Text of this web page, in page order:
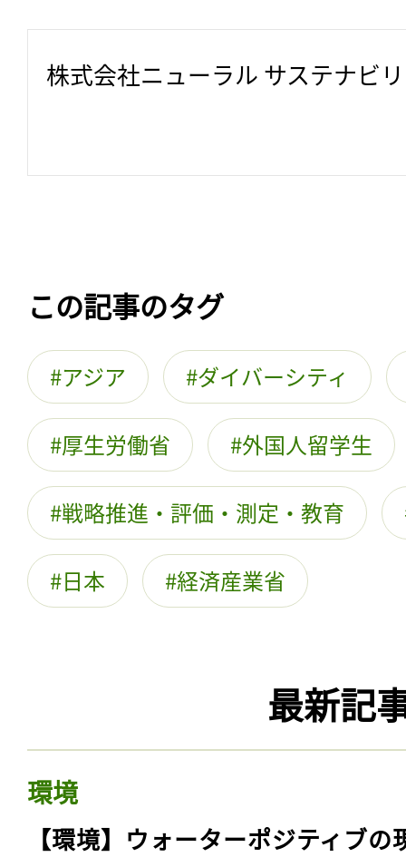
株式会社ニューラル サステナビ
この記事のタグ
アジア ダイバーシティ
厚生労働省 外国人留学生
戦略推進・評価・測定・教育
日本 経済産業省
最新記
環境
【環境】ウォーターポジティブの